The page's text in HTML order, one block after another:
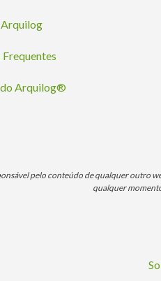
do Arquilog®
pelo conteúdo de qualquer outro
qualquer